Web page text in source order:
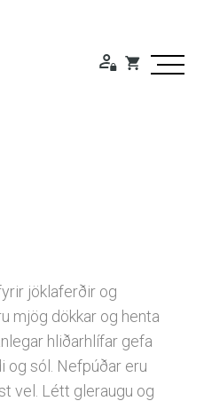
jöklaferðir og
mjög dökkar og henta
hliðarhlífar gefa
og sól. Nefpúðar eru
vel. Létt gleraugu og